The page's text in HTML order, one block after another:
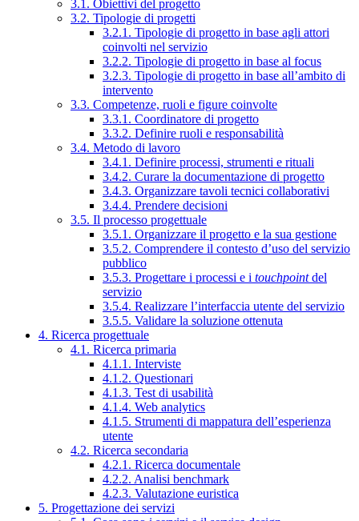
3.1. Obiettivi del progetto
3.2. Tipologie di progetti
3.2.1. Tipologie di progetto in base agli attori
coinvolti nel servizio
3.2.2. Tipologie di progetto in base al focus
3.2.3. Tipologie di progetto in base all’ambito di
intervento
3.3. Competenze, ruoli e figure coinvolte
3.3.1. Coordinatore di progetto
3.3.2. Definire ruoli e responsabilità
3.4. Metodo di lavoro
3.4.1. Definire processi, strumenti e rituali
3.4.2. Curare la documentazione di progetto
3.4.3. Organizzare tavoli tecnici collaborativi
3.4.4. Prendere decisioni
3.5. Il processo progettuale
3.5.1. Organizzare il progetto e la sua gestione
3.5.2. Comprendere il contesto d’uso del servizio
pubblico
3.5.3. Progettare i processi e i touchpointdel
servizio
3.5.4. Realizzare l’interfaccia utente del servizio
3.5.5. Validare la soluzione ottenuta
4. Ricerca progettuale
4.1. Ricerca primaria
4.1.1. Interviste
4.1.2. Questionari
4.1.3. Test di usabilità
4.1.4. Web analytics
4.1.5. Strumenti di mappatura dell’esperienza
utente
4.2. Ricerca secondaria
4.2.1. Ricerca documentale
4.2.2. Analisi benchmark
4.2.3. Valutazione euristica
5. Progettazione dei servizi